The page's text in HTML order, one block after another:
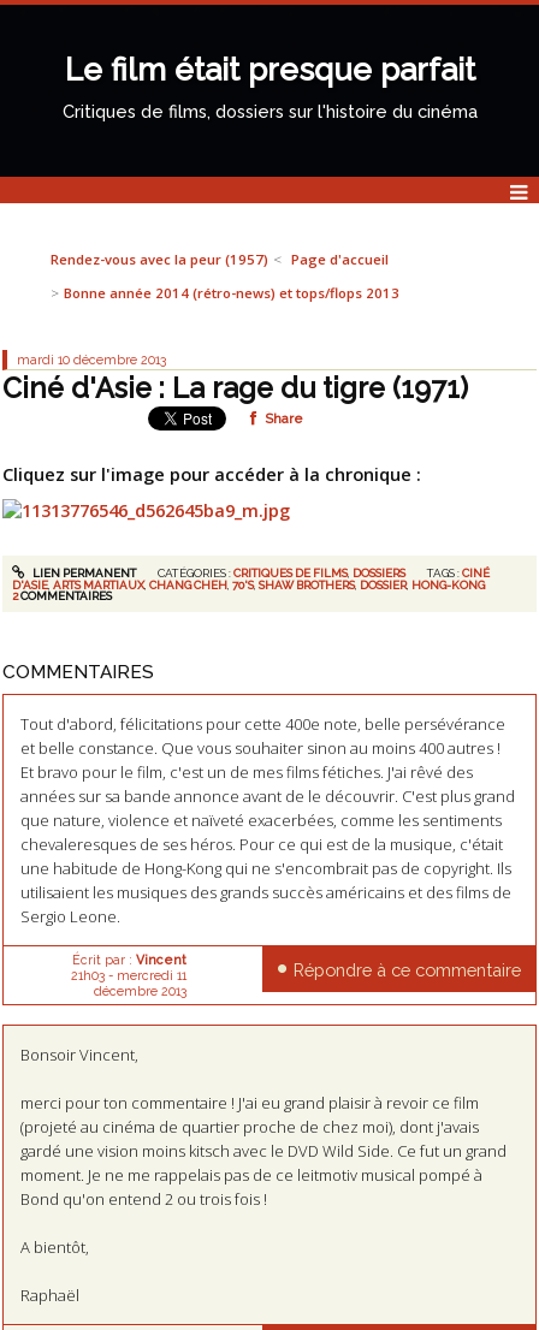
Le film était presque parfait
Critiques de films, dossiers sur l'histoire du cinéma
Rendez-vous avec la peur (1957)
Page d'accueil
Bonne année 2014 (rétro-news) et tops/flops 2013
mardi 10 décembre 2013
Ciné d'Asie : La rage du tigre (1971)
Share
Cliquez sur l'image pour accéder à la chronique :
LIEN PERMANENT CATÉGORIES :CRITIQUES DE FILMS, DOSSIERS TAGS :CINÉ
D'ASIE,ARTS MARTIAUX,CHANG CHEH,70'S,SHAW BROTHERS, DOSSIER, HONG-KONG
2COMMENTAIRES
COMMENTAIRES
Tout d'abord, félicitations pour cette 400e note, belle persévérance
et belle constance. Que vous souhaiter sinon au moins 400 autres !
Et bravo pour le film, c'est un de mes films fétiches. J'ai rêvé des
années sur sa bande annonce avant de le découvrir. C'est plus grand
que nature, violence et naïveté exacerbées, comme les sentiments
chevaleresques de ses héros. Pour ce qui est de la musique, c'était
une habitude de Hong-Kong qui ne s'encombrait pas de copyright. Ils
utilisaient les musiques des grands succès américains et des films de
Sergio Leone.
Écrit par : Vincent
21h03- mercredi 11
décembre 2013
Répondre à ce commentaire
Bonsoir Vincent,
merci pour ton commentaire ! J'ai eu grand plaisir à revoir ce film
(projeté au cinéma de quartier proche de chez moi), dont j'avais
gardé une vision moins kitsch avec le DVD Wild Side. Ce fut un grand
moment. Je ne me rappelais pas de ce leitmotiv musical pompé à
Bond qu'on entend 2 ou trois fois !
A bientôt,
Raphaël